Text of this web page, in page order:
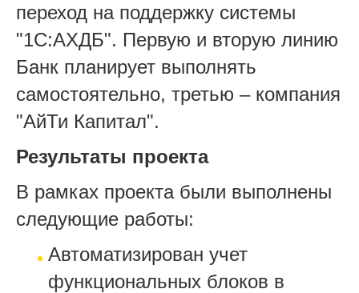
переход на поддержку системы
"1С:АХДБ". Первую и вторую линию
Банк планирует выполнять
самостоятельно, третью – компания
"АйТи Капитал".
Результаты проекта
В рамках проекта были выполнены
следующие работы:
Автоматизирован учет
функциональных блоков в